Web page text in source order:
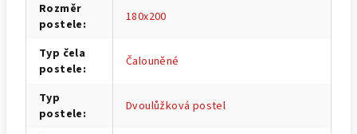
Rozměr
postele: 180x200
Typ čela
postele: Čalouněné
Typ
postele: Dvoulůžková postel